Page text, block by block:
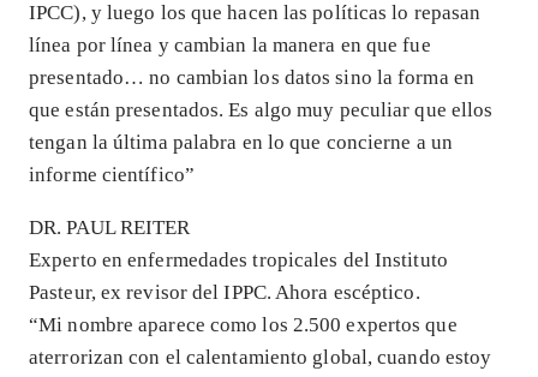
IPCC), y luego los que hacen las políticas lo repasan
línea por línea y cambian la manera en que fue
presentado… no cambian los datos sino la forma en
que están presentados. Es algo muy peculiar que ellos
tengan la última palabra en lo que concierne a un
informe científico”
DR. PAUL REITER
Experto en enfermedades tropicales del Instituto
Pasteur, ex revisor del IPPC. Ahora escéptico.
“Mi nombre aparece como los 2.500 expertos que
aterrorizan con el calentamiento global, cuando estoy